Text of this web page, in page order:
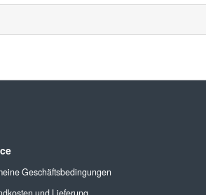
Geschäftsbedingungen